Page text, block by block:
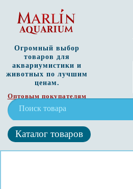
Огромный выбор
товаров для
аквариумистики и
животных по лучшим
ценам.
Оптовым покупателям
Каталог товаров